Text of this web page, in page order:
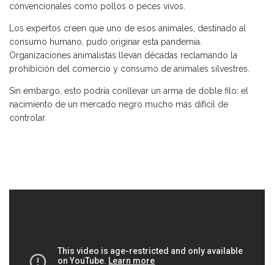
convencionales como pollos o peces vivos.
Los expertos creen que uno de esos animales, destinado al
consumo humano, pudo originar esta pandemia.
Organizaciones animalistas llevan décadas reclamando la
prohibición del comercio y consumo de animales silvestres.
Sin embargo, esto podría conllevar un arma de doble filo: el
nacimiento de un mercado negro mucho más difícil de
controlar.